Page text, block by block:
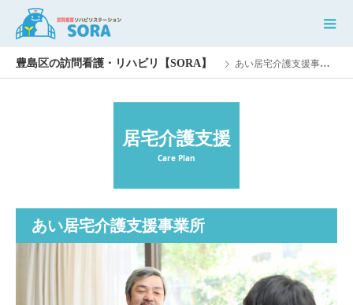
あい居宅介護支援事業所
居宅介護支援
Care Plan
あい居宅介護支援事業所